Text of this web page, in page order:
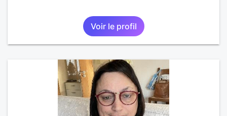
Voir le profil